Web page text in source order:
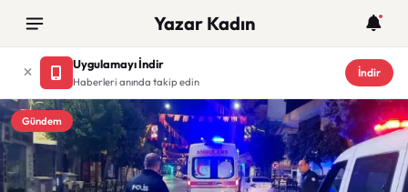
Yazar Kadın
Uygulamayı İndir
Haberleri anında takip edin
İndir
Gündem